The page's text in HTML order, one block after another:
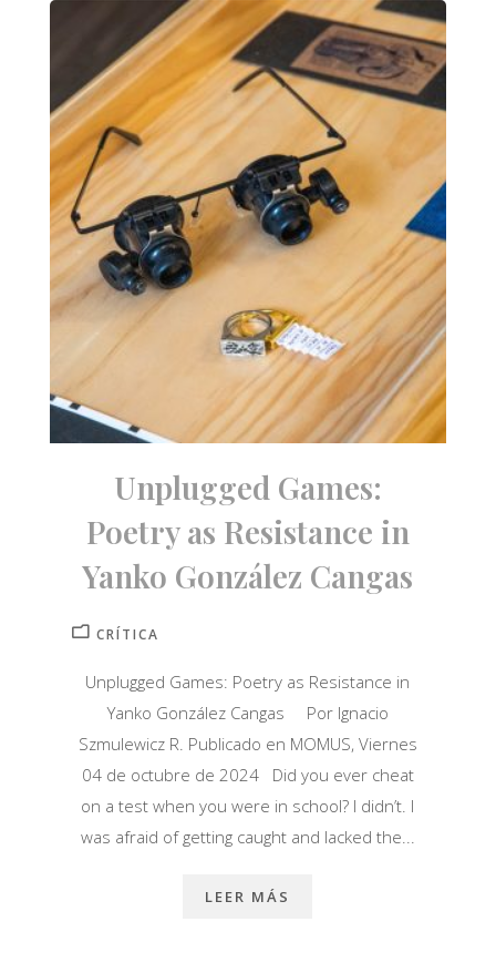
Unplugged Games:
Poetry as Resistance in
Yanko González Cangas
CRÍTICA
Unplugged Games: Poetry as Resistance in
Yanko González Cangas Por Ignacio
Szmulewicz R. Publicado en MOMUS, Viernes
04 de octubre de 2024 Did you ever cheat
on a test when you were in school? I didn’t. I
was afraid of getting caught and lacked the...
LEER MÁS